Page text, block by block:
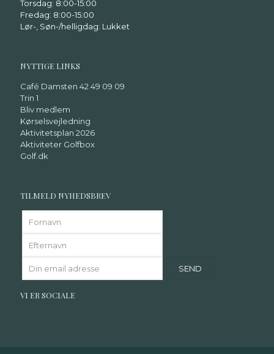
Torsdag: 8:00-15:00
Fredag: 8:00-15:00
Lør-, Søn-/helligdag: Lukket
NYTTIGE LINKS
Café Damsten 42 49 09 09
Trin 1
Bliv medlem
Kørselsvejledning
Aktivitetsplan 2026
Aktiviteter Golfbox
Golf.dk
TILMELD NYHEDSBREV
VI ER SOCIALE